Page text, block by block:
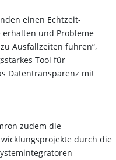
einen Echtzeit-
und Probleme
Ausfallzeiten führen“,
Tool für
Datentransparenz mit
zudem die
durch die